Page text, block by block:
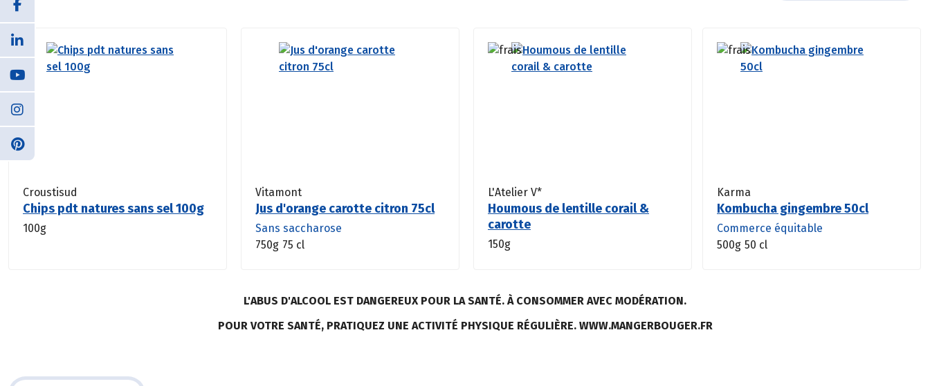
Croustisud
Chips pdt natures sans sel 100g
100g
Vitamont
Jus d'orange carotte citron 75cl
Sans saccharose
750g 75 cl
L'Atelier V*
Houmous de lentille corail &
carotte
150g
Karma
Kombucha gingembre 50cl
Commerce équitable
500g 50 cl
L'ABUS D'ALCOOL EST DANGEREUX POUR LA SANTÉ. À CONSOMMER AVEC MODÉRATION.
POUR VOTRE SANTÉ, PRATIQUEZ UNE ACTIVITÉ PHYSIQUE RÉGULIÈRE. WWW.MANGERBOUGER.FR